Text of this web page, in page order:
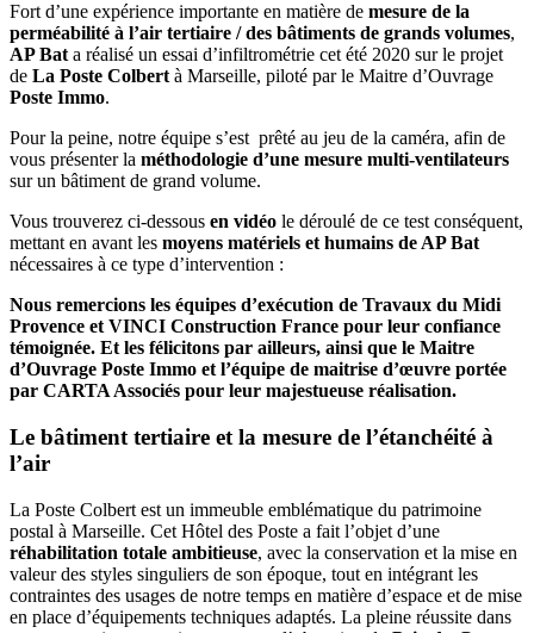
Fort d’une expérience importante en matière de mesure de la
perméabilité à l’air tertiaire / des bâtiments de grands volumes,
AP Bat a réalisé un essai d’infiltrométrie cet été 2020 sur le projet
de La Poste Colbert à Marseille, piloté par le Maitre d’Ouvrage
Poste Immo.
Pour la peine, notre équipe s’est prêté au jeu de la caméra, afin de
vous présenter la méthodologie d’une mesure multi-ventilateurs
sur un bâtiment de grand volume.
Vous trouverez ci-dessous en vidéo le déroulé de ce test conséquent,
mettant en avant les moyens matériels et humains de AP Bat
nécessaires à ce type d’intervention :
Nous remercions les équipes d’exécution de Travaux du Midi
Provence et VINCI Construction France pour leur confiance
témoignée. Et les félicitons par ailleurs, ainsi que le Maitre
d’Ouvrage Poste Immo et l’équipe de maitrise d’œuvre portée
par CARTA Associés pour leur majestueuse réalisation.
Le bâtiment tertiaire et la mesure de l’étanchéité à
l’air
La Poste Colbert est un immeuble emblématique du patrimoine
postal à Marseille. Cet Hôtel des Poste a fait l’objet d’une
réhabilitation totale ambitieuse, avec la conservation et la mise en
valeur des styles singuliers de son époque, tout en intégrant les
contraintes des usages de notre temps en matière d’espace et de mise
en place d’équipements techniques adaptés. La pleine réussite dans